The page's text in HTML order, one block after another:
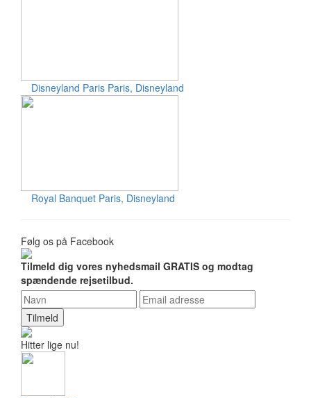
Disneyland Paris Paris, Disneyland
Royal Banquet Paris, Disneyland
Følg os på Facebook
Tilmeld dig vores nyhedsmail GRATIS og modtag
spændende rejsetilbud.
Tilmeld
Hitter lige nu!